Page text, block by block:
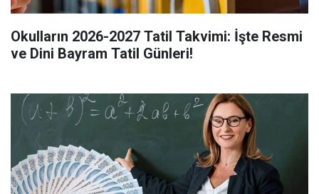
Okulların 2026-2027 Tatil Takvimi: İşte Resmi
ve Dini Bayram Tatil Günleri!